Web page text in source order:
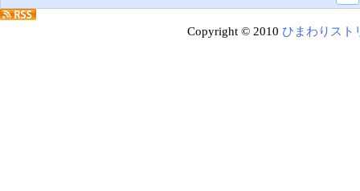
Copyright © 2010 ひまわりスト